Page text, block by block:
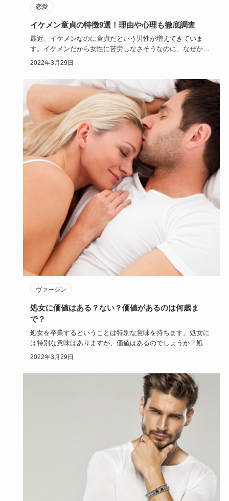
恋愛
イケメン童貞の特徴9選！理由や心理も徹底調査
最近、イケメンなのに童貞だという男性が増えてきていま
す。イケメンだから女性に苦労しなさそうなのに、なぜか童
貞。もちろん悪い…
2022年3月29日
ヴァージン
処女に価値はある？ない？価値があるのは何歳ま
で？
処女を卒業するということは特別な意味を持ちます。処女に
は特別な意味はありますが、価値はあるのでしょうか？処女
に価値があると…
2022年3月29日